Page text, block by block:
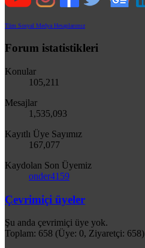
Tüm Sosyal Medya Hesaplarımız
Forum istatistikleri
Konular
105,211
Mesajlar
1,535,093
Kayıtlı Üye Sayımız
167,077
Kaydolan Son Üyemiz
onder4159
Çevrimiçi üyeler
Şu anda çevrimiçi üye yok.
Toplam: 658 (Üye: 0, Ziyaretçi: 658)